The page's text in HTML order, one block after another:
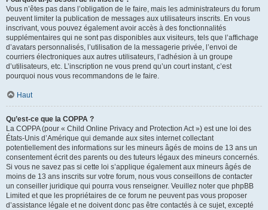
Vous n’êtes pas dans l’obligation de le faire, mais les administrateurs du forum
peuvent limiter la publication de messages aux utilisateurs inscrits. En vous
inscrivant, vous pouvez également avoir accès à des fonctionnalités
supplémentaires qui ne sont pas disponibles aux visiteurs, tels que l’affichage
d’avatars personnalisés, l’utilisation de la messagerie privée, l’envoi de
courriers électroniques aux autres utilisateurs, l’adhésion à un groupe
d’utilisateurs, etc. L’inscription ne vous prend qu’un court instant, c’est
pourquoi nous vous recommandons de le faire.
Haut
Qu’est-ce que la COPPA ?
La COPPA (pour « Child Online Privacy and Protection Act ») est une loi des
États-Unis d’Amérique qui demande aux sites internet collectant
potentiellement des informations sur les mineurs âgés de moins de 13 ans un
consentement écrit des parents ou des tuteurs légaux des mineurs concernés.
Si vous ne savez pas si cette loi s’applique également aux mineurs âgés de
moins de 13 ans inscrits sur votre forum, nous vous conseillons de contacter
un conseiller juridique qui pourra vous renseigner. Veuillez noter que phpBB
Limited et que les propriétaires de ce forum ne peuvent pas vous proposer
d’assistance légale et ne doivent donc pas être contactés à ce sujet, excepté